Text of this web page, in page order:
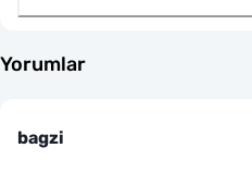
Yorumlar
bagzi